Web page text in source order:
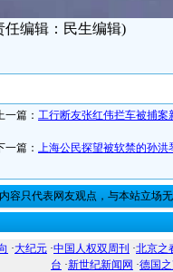
任编辑：民生编辑)
一篇： 工行断友张红伟拦车被捕案
一篇： 上海公民探望被软禁的孙洪
容只代表网友观点，与本站立场
·大纪元 ·中国人权双周刊 ·北京之
台 ·新世纪新闻网 ·德国